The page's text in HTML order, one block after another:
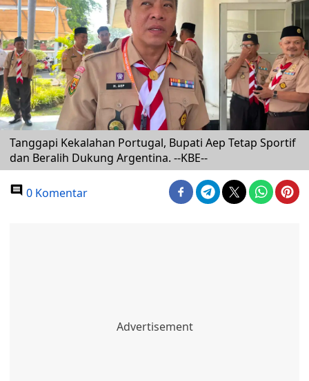
Tanggapi Kekalahan Portugal, Bupati Aep Tetap Sportif
dan Beralih Dukung Argentina. --KBE--
0 Komentar